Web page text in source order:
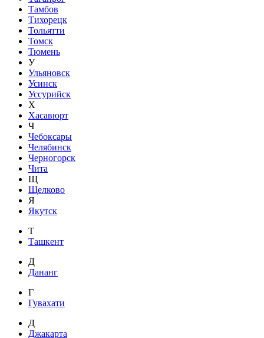
Тамбов
Тихорецк
Тольятти
Томск
Тюмень
У
Ульяновск
Усинск
Уссурийск
Х
Хасавюрт
Ч
Чебоксары
Челябинск
Черногорск
Чита
Щ
Щелково
Я
Якутск
Т
Ташкент
Д
Дананг
Г
Гувахати
Д
Джакарта